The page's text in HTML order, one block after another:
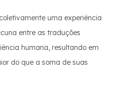
uma experiência
entre as traduções
humana, resultando em
do que a soma de suas